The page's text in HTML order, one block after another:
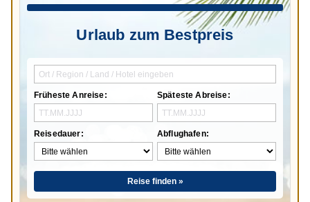
Urlaub zum Bestpreis
Früheste Anreise:
Reisedauer:
Späteste Abreise:
Abflughafen:
Reise finden »